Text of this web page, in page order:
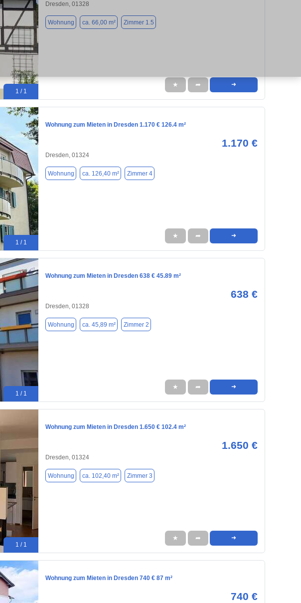
1 / 1
Dresden, 01328
Wohnung ca. 66,00 m² Zimmer 1.5
★ ➦ ➜
1 / 1
Wohnung zum Mieten in Dresden 1.170 € 126.4 m²
1.170 €
Dresden, 01324
Wohnung ca. 126,40 m² Zimmer 4
★ ➦ ➜
1 / 1
Wohnung zum Mieten in Dresden 638 € 45.89 m²
638 €
Dresden, 01328
Wohnung ca. 45,89 m² Zimmer 2
★ ➦ ➜
1 / 1
Wohnung zum Mieten in Dresden 1.650 € 102.4 m²
1.650 €
Dresden, 01324
Wohnung ca. 102,40 m² Zimmer 3
★ ➦ ➜
Wohnung zum Mieten in Dresden 740 € 87 m²
740 €